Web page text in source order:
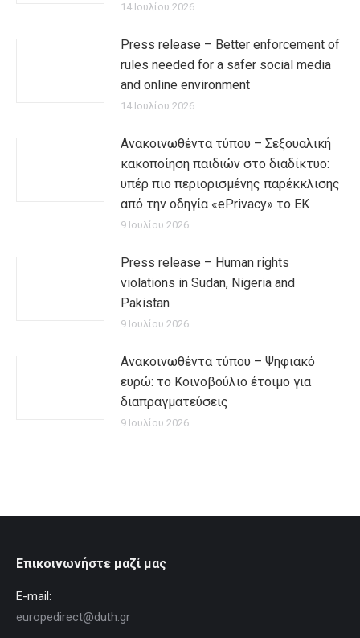
14 Ιουλίου 2026
Press release – Better enforcement of
rules needed for a safer social media
and online environment
14 Ιουλίου 2026
Ανακοινωθέντα τύπου – Σεξουαλική
κακοποίηση παιδιών στο διαδίκτυο:
υπέρ πιο περιορισμένης παρέκκλισης
από την οδηγία «ePrivacy» το ΕΚ
9 Ιουλίου 2026
Press release – Human rights
violations in Sudan, Nigeria and
Pakistan
9 Ιουλίου 2026
Ανακοινωθέντα τύπου – Ψηφιακό
ευρώ: το Κοινοβούλιο έτοιμο για
διαπραγματεύσεις
9 Ιουλίου 2026
Επικοινωνήστε μαζί μας
E-mail:
europedirect@duth.gr